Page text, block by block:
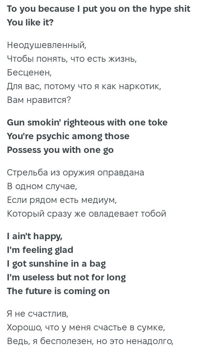
To you because I put you on the hype shit
You like it?
Неодушевленный,
Чтобы понять, что есть жизнь,
Бесценен,
Для вас, потому что я как наркотик,
Вам нравится?
Gun smokin' righteous with one toke
You're psychic among those
Possess you with one go
Стрельба из оружия оправдана
В одном случае,
Если рядом есть медиум,
Который сразу же овладевает тобой
I ain't happy,
I'm feeling glad
I got sunshine in a bag
I'm useless but not for long
The future is coming on
Я не счастлив,
Хорошо, что у меня счастье в сумке,
Ведь, я бесполезен, но это ненадолго,